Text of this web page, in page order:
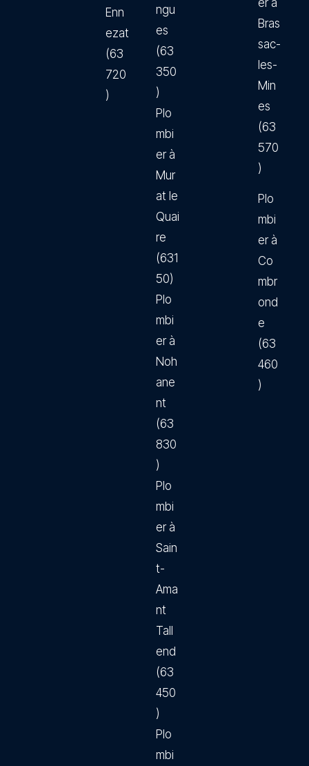
Enn
ezat
(63
720
)
ngu
es
(63
350
)
Plo
mbi
er à
Mur
at le
Quai
re
(631
50)
Plo
mbi
er à
Noh
ane
nt
(63
830
)
Plo
mbi
er à
Sain
t-
Ama
nt
Tall
end
(63
450
)
Plo
mbi
er à
Bras
sac-
les-
Min
es
(63
570
)
Plo
mbi
er à
Co
mbr
ond
e
(63
460
)